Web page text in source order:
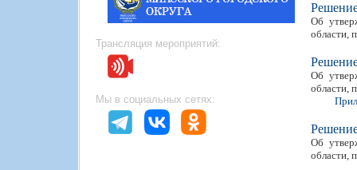
Трансляция мероприятий:
Мы в социальных сетях:
Об
области,
Об
области,
Об
области,